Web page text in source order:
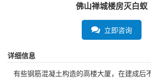
佛山禅城楼房灭白蚁
立即咨询
详细信息
有些钢筋混凝土构造的高楼大厦，在建成后